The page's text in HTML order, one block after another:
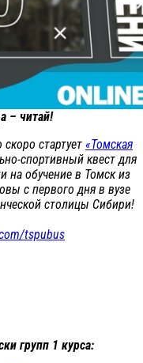
– читай!
стартует «Томская
спортивный квест для
на обучение в Томск из
с первого дня в вузе
столицы Сибири!
tspubus
групп 1 курса: